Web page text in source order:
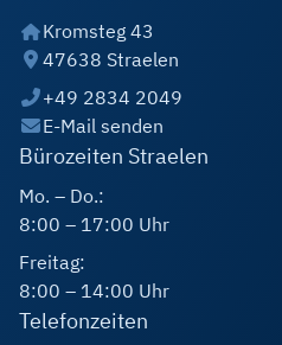
Kromsteg 43
47638 Straelen
+49 2834 2049
E-Mail senden
Bürozeiten Straelen
Mo. – Do.:
8:00 – 17:00 Uhr
Freitag:
8:00 – 14:00 Uhr
Telefonzeiten